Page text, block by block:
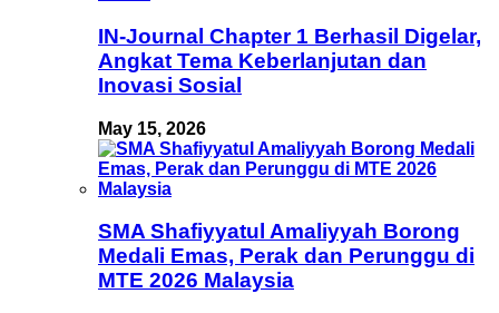
IN-Journal Chapter 1 Berhasil Digelar,
Angkat Tema Keberlanjutan dan
Inovasi Sosial
May 15, 2026
SMA Shafiyyatul Amaliyyah Borong
Medali Emas, Perak dan Perunggu di
MTE 2026 Malaysia